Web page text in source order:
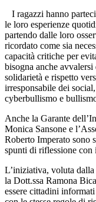
I ragazzi hanno
le loro esperienze
partendo dalle loro
ricordato come sia
capacità critiche per
bisogna anche
solidarietà e rispetto
irresponsabile dei
cyberbullismo e
Anche la Garante
Monica Sansone e
Roberto Imperato sono
spunti di riflessione
L’iniziativa, voluta
la Dott.ssa Ramona
essere cittadini